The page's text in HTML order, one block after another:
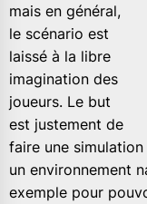
mais en général,
le scénario est
laissé à la libre
imagination des
joueurs. Le but
est justement de
faire une
un environnement
exemple pour